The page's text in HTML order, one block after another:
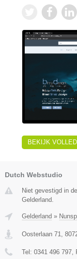
BEKIJK
Dutch Webstudio
Niet gevestigd in
Gelderland.
Gelderland »
Oosterlaan 71,
Tel: 0341 496 797,